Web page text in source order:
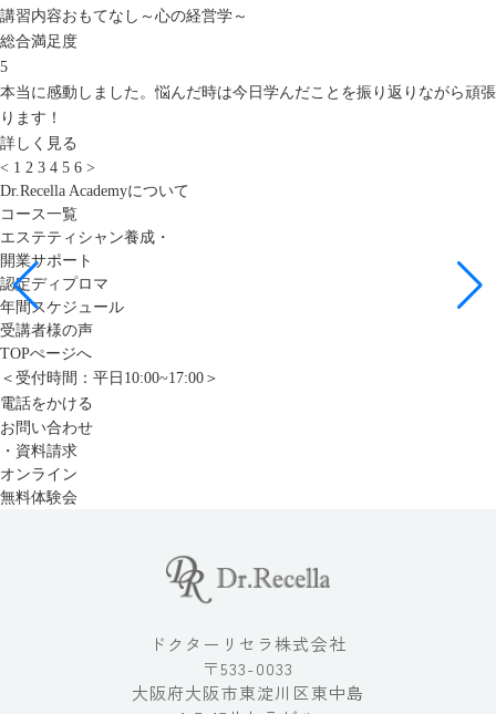
講習内容おもてなし～心の経営学～
総合満足度
5
本当に感動しました。悩んだ時は今日学んだことを振り返りながら頑張
ります！
詳しく見る
< 1 2 3 4 5 6 >
Dr.Recella Academyについて
コース一覧
エステティシャン養成・
開業サポート
認定ディプロマ
年間スケジュール
受講者様の声
TOPぺージへ
＜受付時間：平日10:00~17:00＞
電話をかける
お問い合わせ
・資料請求
オンライン
無料体験会
ドクターリセラ株式会社
〒533-0033
大阪府大阪市東淀川区東中島